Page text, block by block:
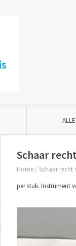
Schaar
Home / Schaar recht
per stuk. Instrument